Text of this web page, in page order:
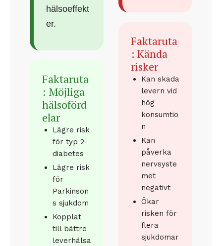
hälsoeffekt
er.
Faktaruta
: Möjliga
hälsoförd
elar
Lägre risk
för typ 2-
diabetes
Lägre risk
för
Parkinson
s sjukdom
Kopplat
till bättre
leverhälsa
Faktaruta
: Kända
risker
Kan skada
levern vid
hög
konsumtio
n
Kan
påverka
nervsyste
met
negativt
Ökar
risken för
flera
sjukdomar